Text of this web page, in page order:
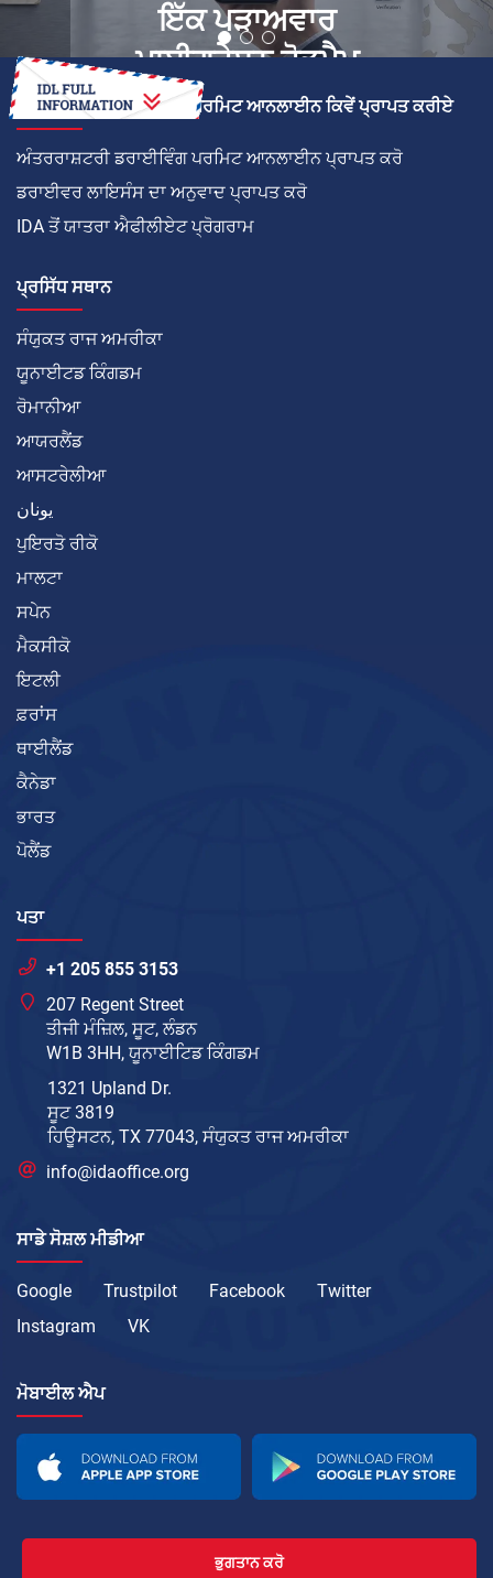
ਇੱਕ ਪੜਾਅਵਾਰ
ਮਾਈਗ੍ਰੇਸ਼ਨ ਰੋਡਮੈਪ
ਅੰਤਰਰਾਸ਼ਟਰੀ ਡਰਾਈਵਿੰਗ ਪਰਮਿਟ ਆਨਲਾਈਨ ਕਿਵੇਂ ਪ੍ਰਾਪਤ ਕਰੀਏ
ਅੰਤਰਰਾਸ਼ਟਰੀ ਡਰਾਈਵਿੰਗ ਪਰਮਿਟ ਆਨਲਾਈਨ ਪ੍ਰਾਪਤ ਕਰੋ
ਡਰਾਈਵਰ ਲਾਇਸੰਸ ਦਾ ਅਨੁਵਾਦ ਪ੍ਰਾਪਤ ਕਰੋ
IDA ਤੋਂ ਯਾਤਰਾ ਐਫੀਲੀਏਟ ਪ੍ਰੋਗਰਾਮ
ਪ੍ਰਸਿੱਧ ਸਥਾਨ
ਸੰਯੁਕਤ ਰਾਜ ਅਮਰੀਕਾ
ਯੂਨਾਈਟਡ ਕਿੰਗਡਮ
ਰੋਮਾਨੀਆ
ਆਯਰਲੈਂਡ
ਆਸਟਰੇਲੀਆ
يونان
ਪੁਇਰਤੋ ਰੀਕੋ
ਮਾਲਟਾ
ਸਪੇਨ
ਮੈਕਸੀਕੋ
ਇਟਲੀ
ਫ਼ਰਾਂਸ
ਥਾਈਲੈਂਡ
ਕੈਨੇਡਾ
ਭਾਰਤ
ਪੋਲੈਂਡ
ਪਤਾ
+1 205 855 3153
207 Regent Street
ਤੀਜੀ ਮੰਜ਼ਿਲ, ਸੂਟ, ਲੰਡਨ
W1B 3HH, ਯੂਨਾਈਟਿਡ ਕਿੰਗਡਮ
1321 Upland Dr.
ਸੂਟ 3819
ਹਿਊਸਟਨ, TX 77043, ਸੰਯੁਕਤ ਰਾਜ ਅਮਰੀਕਾ
info@idaoffice.org
ਸਾਡੇ ਸੋਸ਼ਲ ਮੀਡੀਆ
Google Trustpilot Facebook
Twitter
Instagram
VK
ਮੋਬਾਈਲ ਐਪ
ਭੁਗਤਾਨ ਕਰੋ